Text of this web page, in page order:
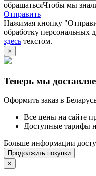
обращатьсяЧтобы мы
Отправить
Нажимая кнопку
обработку персональных
здесь текстом.
×
Теперь мы
Оформить заказ в
Все цены на сайте
Доступные тарифы
Больше информации
Продолжить покупки
×